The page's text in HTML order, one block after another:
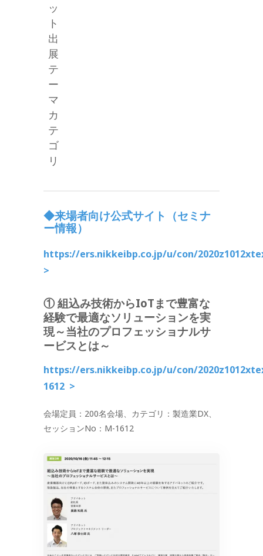
ッ
ト
出
展
テ
ー
マ
カ
テ
ゴ
リ
◆来場者向け公式サイト（セミナ
ー情報）
https://ers.nikkeibp.co.jp/u/con/
>
① 組込み技術からIoTまで豊富な
経験で最適なソリューションを実
現～当社のプロフェッショナルサ
ービスとは～
https://ers.nikkeibp.co.jp/u/con/
1612 >
会場定員：200名会場、カテゴリ：製造業DX、
セッションNo：M-1612